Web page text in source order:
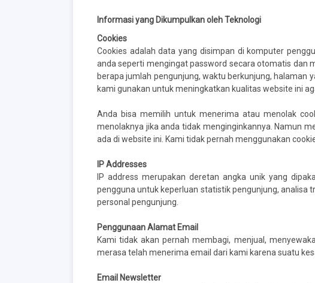
Informasi yang Dikumpulkan oleh Teknologi
Cookies
Cookies adalah data yang disimpan di komputer
anda seperti mengingat password secara otomatis dan
berapa jumlah pengunjung, waktu berkunjung, halaman
kami gunakan untuk meningkatkan kualitas website ini
Anda bisa memilih untuk menerima atau menolak
menolaknya jika anda tidak menginginkannya. Namun
ada di website ini. Kami tidak pernah menggunakan
IP Addresses
IP address merupakan deretan angka unik yang
pengguna untuk keperluan statistik pengunjung, analisa
personal pengunjung.
Penggunaan Alamat Email
Kami tidak akan pernah membagi, menjual,
merasa telah menerima email dari kami karena suatu
Email Newsletter